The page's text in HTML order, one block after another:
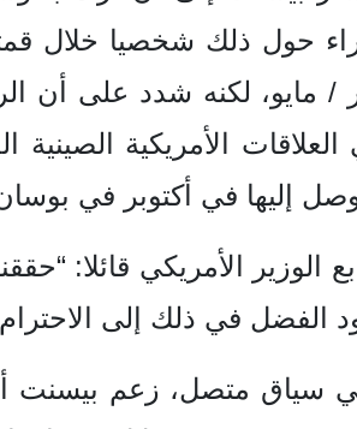
/ مايو، لكنه شدد على أن
الأمريكية
إليها في أكتوبر في
الوزير الأمريكي قائلا:
الفضل في ذلك إلى الاحترام
سياق متصل، زعم بيسنت